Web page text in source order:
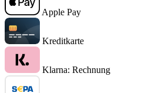
Apple Pay
Kreditkarte
Klarna: Rechnung